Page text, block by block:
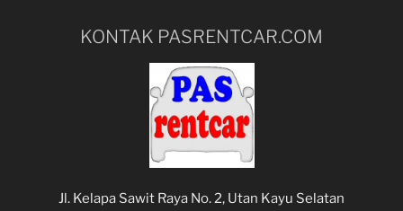
KONTAK PASRENTCAR.COM
Jl. Kelapa Sawit Raya No. 2, Utan Kayu Selatan